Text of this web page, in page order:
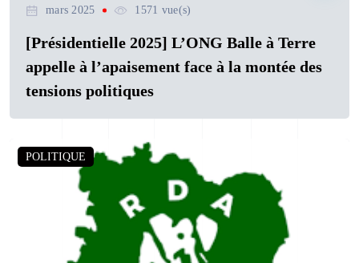
mars 2025 1571 vue(s)
[Présidentielle 2025] L’ONG Balle à Terre
appelle à l’apaisement face à la montée des
tensions politiques
POLITIQUE